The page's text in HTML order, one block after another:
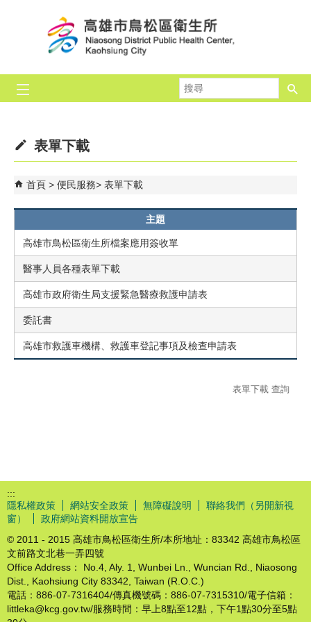
尋
表單下載
首頁 便民服務 表單下載
主題
高雄市鳥松區衛生所檔案應用簽收單
醫事人員各種表單下載
高雄市政府衛生局支援緊急醫療救護申請表
委託書
高雄市救護車機構、救護車登記事項及檢查申請表
表單下載 查詢
:::
隱私權政策
網站安全政策 無障礙說明
聯絡我們（另開新視
窗）
政府網站資料開放宣告
© 2011 - 2015 高雄市鳥松區衛生所/本所地址：83342 高雄市鳥松區
文前路文北巷一弄四號
Office Address： No.4, Aly. 1, Wunbei Ln., Wuncian Rd., Niaosong
Dist., Kaohsiung City 83342, Taiwan (R.O.C.)
電話：886-07-7316404/傳真機號碼：886-07-7315310/電子信箱：
littleka@kcg.gov.tw/服務時間：早上8點至12點，下午1點30分至5點